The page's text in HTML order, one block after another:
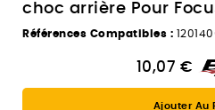
choc arrière Pour
Références Compatibles :
10,07 €
Ajouter Au